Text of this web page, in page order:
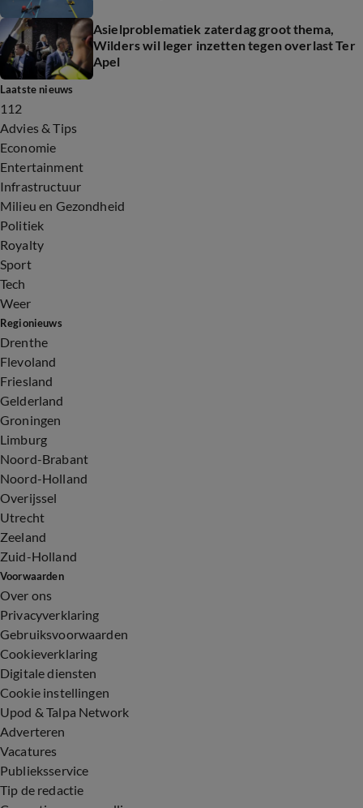
Asielproblematiek zaterdag groot thema,
Wilders wil leger inzetten tegen overlast Ter
Apel
Laatste nieuws
112
Advies & Tips
Economie
Entertainment
Infrastructuur
Milieu en Gezondheid
Politiek
Royalty
Sport
Tech
Weer
Regionieuws
Drenthe
Flevoland
Friesland
Gelderland
Groningen
Limburg
Noord-Brabant
Noord-Holland
Overijssel
Utrecht
Zeeland
Zuid-Holland
Voorwaarden
Over ons
Privacyverklaring
Gebruiksvoorwaarden
Cookieverklaring
Digitale diensten
Cookie instellingen
Upod & Talpa Network
Adverteren
Vacatures
Publieksservice
Tip de redactie